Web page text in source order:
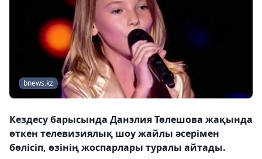
bnews.kz
Кездесу барысында Данэлия Төлешова жақында
өткен телевизиялық шоу жайлы әсерімен
бөлісіп, өзінің жоспарлары туралы айтады.